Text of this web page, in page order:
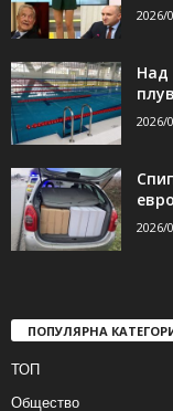
2026/
Над
2026/
2026/
ПОПУЛЯРНА
ТОП
Общество